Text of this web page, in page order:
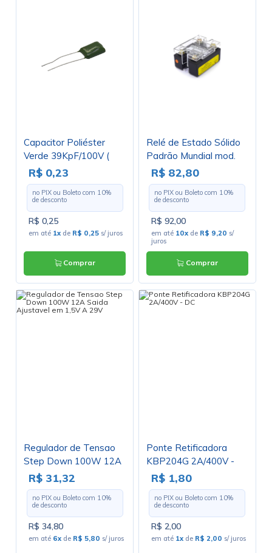
Capacitor Poliéster
Verde 39KpF/100V (
0.039uF / 39nF / 393 )
R$ 0,23
no PIX ou Boleto com 10%
de desconto
R$ 0,25
em até 1x de R$ 0,25 s/ juros
Comprar
Relé de Estado Sólido
Padrão Mundial mod.
25A 48D25 Zero
crossing. ( Com
Controle 5/32 Vdc )
R$ 82,80
no PIX ou Boleto com 10%
de desconto
R$ 92,00
em até 10x de R$ 9,20 s/
juros
Comprar
Regulador de Tensao
Step Down 100W 12A
Saida Ajustavel em
1,5V A 29V
R$ 31,32
no PIX ou Boleto com 10%
de desconto
R$ 34,80
em até 6x de R$ 5,80 s/ juros
Ponte Retificadora
KBP204G 2A/400V -
DC
R$ 1,80
no PIX ou Boleto com 10%
de desconto
R$ 2,00
em até 1x de R$ 2,00 s/ juros